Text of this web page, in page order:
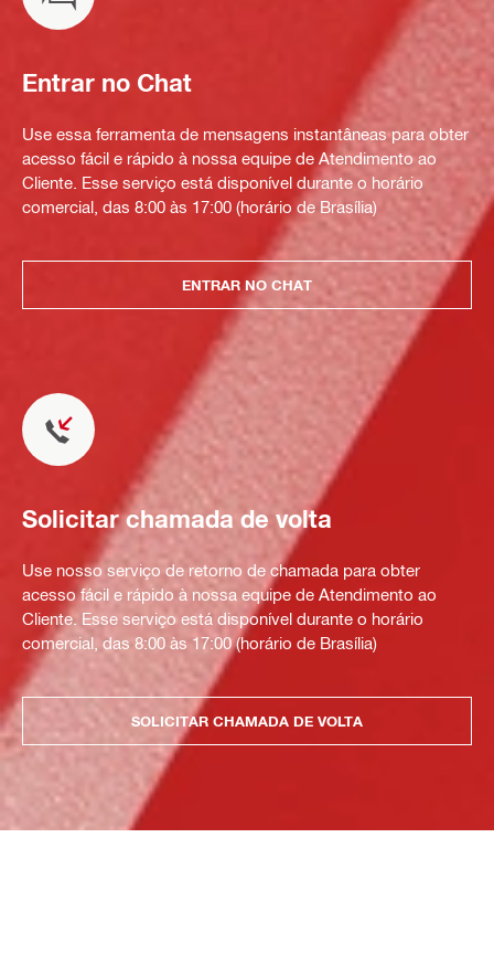
Entrar no Chat
Use essa ferramenta de mensagens instantâneas para obter
acesso fácil e rápido à nossa equipe de Atendimento ao
Cliente. Esse serviço está disponível durante o horário
comercial, das 8:00 às 17:00 (horário de Brasília)
ENTRAR NO CHAT
Solicitar chamada de volta
Use nosso serviço de retorno de chamada para obter
acesso fácil e rápido à nossa equipe de Atendimento ao
Cliente. Esse serviço está disponível durante o horário
comercial, das 8:00 às 17:00 (horário de Brasília)
SOLICITAR CHAMADA DE VOLTA